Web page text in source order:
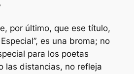
por último, que ese título,
es una broma; no
para los poetas
las distancias, no refleja